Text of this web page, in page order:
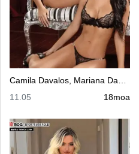
등록자
18moa
등록일
11.05